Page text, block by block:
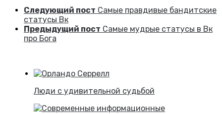
Следующий пост Самые правдивые бандитские
статусы Вк
Предыдущий пост Самые мудрые статусы в Вк
про Бога
Люди с удивительной судьбой